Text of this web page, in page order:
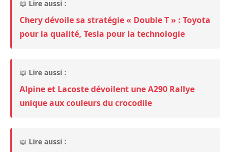
📖 Lire aussi :
Chery dévoile sa stratégie « Double T » : Toyota
pour la qualité, Tesla pour la technologie
📖 Lire aussi :
Alpine et Lacoste dévoilent une A290 Rallye
unique aux couleurs du crocodile
📖 Lire aussi :